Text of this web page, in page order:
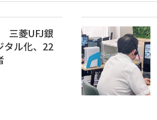
三菱UFJ銀
タル化、22